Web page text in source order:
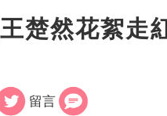
楚然花絮走
留言